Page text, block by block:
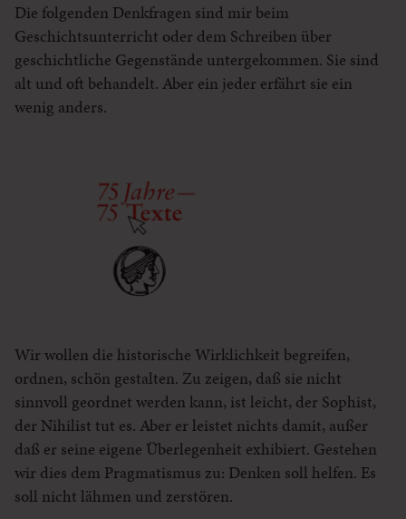
Die folgenden Denkfragen sind mir beim
Geschichtsunterricht oder dem Schreiben über
geschichtliche Gegenstände untergekommen. Sie sind
alt und oft behandelt. Aber ein jeder erfährt sie ein
wenig anders.
Wir wollen die historische Wirklichkeit begreifen,
ordnen, schön gestalten. Zu zeigen, daß sie nicht
sinnvoll geordnet werden kann, ist leicht, der Sophist,
der Nihilist tut es. Aber er leistet nichts damit, außer
daß er seine eigene Überlegenheit exhibiert. Gestehen
wir dies dem Pragmatismus zu: Denken soll helfen. Es
soll nicht lähmen und zerstören.